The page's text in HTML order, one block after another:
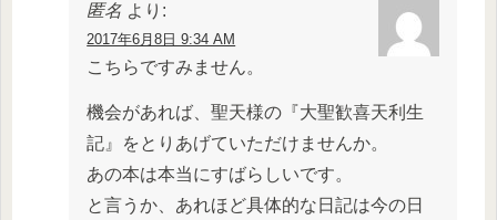
匿名 より:
2017年6月8日 9:34 AM
こちらですみません。
機会があれば、聖天様の『大聖歓喜天利生
記』をとりあげていただけませんか。
あの本は本当にすばらしいです。
と言うか、あれほど具体的な日記は今の日